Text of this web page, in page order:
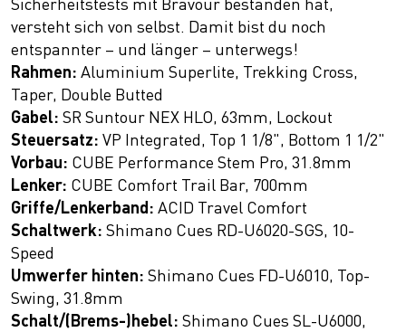
versteht sich von selbst. Damit bist du noch
entspannter – und länger – unterwegs!
Rahmen: Aluminium Superlite, Trekking Cross,
Taper, Double Butted
Gabel: SR Suntour NEX HLO, 63mm, Lockout
Steuersatz: VP Integrated, Top 1 1/8", Bottom 1 1/2"
Vorbau: CUBE Performance Stem Pro, 31.8mm
Lenker: CUBE Comfort Trail Bar, 700mm
Griffe/Lenkerband: ACID Travel Comfort
Schaltwerk: Shimano Cues RD-U6020-SGS, 10-
Speed
Umwerfer hinten: Shimano Cues FD-U6010, Top-
Swing, 31.8mm
Schalt/(Brems-)hebel: Shimano Cues SL-U6000,